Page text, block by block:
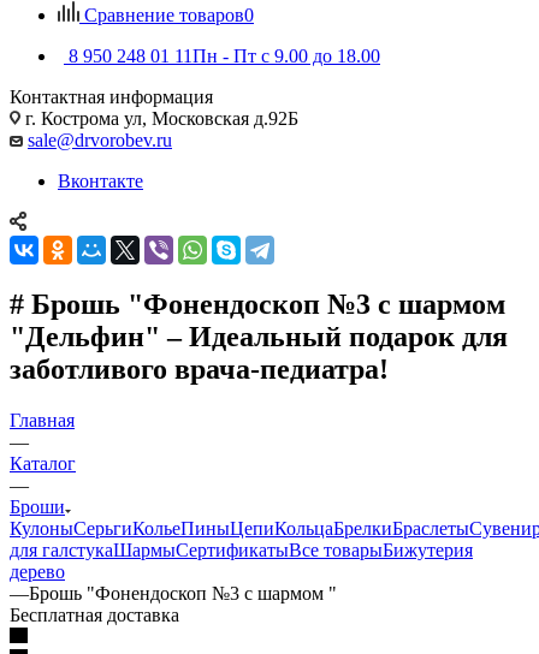
Сравнение товаров0
8 950 248 01 11Пн - Пт с 9.00 до 18.00
Контактная информация
г. Кострома ул, Московская д.92Б
sale@drvorobev.ru
Вконтакте
# Брошь "Фонендоскоп №3 с шармом
"Дельфин" – Идеальный подарок для
заботливого врача-педиатра!
Главная
—
Каталог
—
Броши
КулоныСерьгиКольеПиныЦепиКольцаБрелкиБраслеты
для галстукаШармыСертификатыВсе товарыБижутерия
дерево
—Брошь "Фонендоскоп №3 с шармом "
Бесплатная доставка